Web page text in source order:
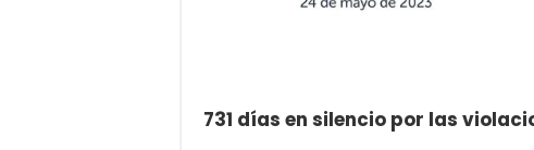
731 días en silencio por las